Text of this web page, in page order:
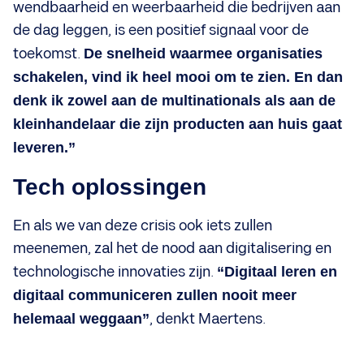
wendbaarheid en weerbaarheid die bedrijven aan
de dag leggen, is een positief signaal voor de
toekomst. De snelheid waarmee organisaties
schakelen, vind ik heel mooi om te zien. En dan
denk ik zowel aan de multinationals als aan de
kleinhandelaar die zijn producten aan huis gaat
leveren.”
Tech oplossingen
En als we van deze crisis ook iets zullen
meenemen, zal het de nood aan digitalisering en
technologische innovaties zijn. “Digitaal leren en
digitaal communiceren zullen nooit meer
helemaal weggaan”, denkt Maertens.